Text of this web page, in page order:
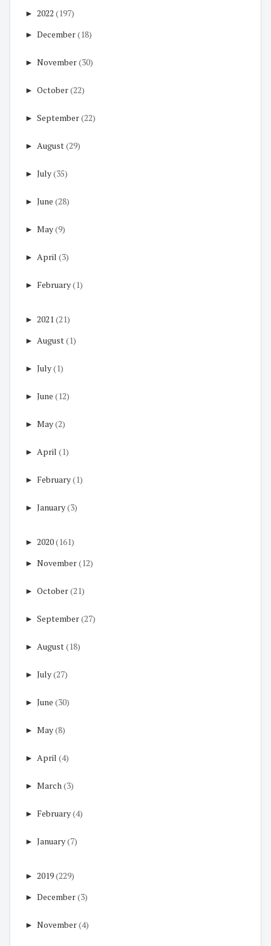
► 2022 (197)
► December(18)
► November(30)
► October(22)
► September(22)
► August(29)
► July(35)
► June (28)
► May(9)
► April (3)
► February(1)
► 2021 (21)
► August(1)
► July(1)
► June (12)
► May(2)
► April (1)
► February(1)
► January(3)
► 2020(161)
► November(12)
► October(21)
► September(27)
► August(18)
► July(27)
► June (30)
► May(8)
► April (4)
► March(3)
► February(4)
► January(7)
► 2019(229)
► December(3)
► November(4)